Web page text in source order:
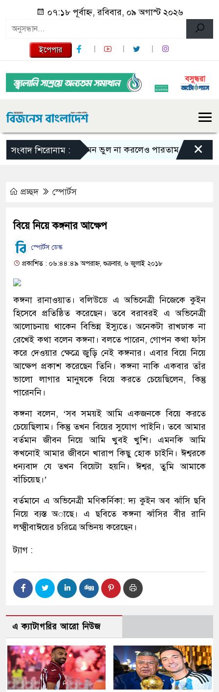
০৭:১৮ পূর্বাহ্ন, রবিবার, ০৯ অগাস্ট ২০২৬
ইপেপার
সংবাদ শিরোনাম :এমন ভুল না করলেও পারতাম : শাকিব খান
×
প্রচ্ছদ স্পোর্টস
বিয়ে নিয়ে কঙ্গনার আক্ষেপ
স্পোর্টস ডেস্ক
প্রকাশিত : ০৬:৪৪:৪৯ অপরাহ্ন, শুক্রবার, ৬ জুলাই ২০১৮
কঙ্গনা রানাওয়াত। বলিউডে এ অভিনেত্রী নিজেকে কুইন
হিসেবে প্রতিষ্ঠিত করেছেন। তবে বরাবরই এ অভিনেত্রী
আলোচনায় থাকেন বিভিন্ন ইস্যুতে। অনেকটা রাখঢাক না
রেখেই কথা বলেন কঙ্গনা। বলতে পারেন, গোপন কথা ফাঁস
করে দেওয়ার ক্ষেত্রে জুড়ি নেই কঙ্গনার। এবার বিয়ে নিয়ে
আক্ষেপ প্রকাশ করেছেন তিনি। কঙ্গনা নাকি একবার তাঁর
ভালো লাগার মানুষকে বিয়ে করতে চেয়েছিলেন, কিন্তু
পারেননি।
কঙ্গনা বলেন, ‘সব সময়ই আমি একজনকে বিয়ে করতে
চেয়েছিলাম। কিন্তু তখন বিয়ের সুযোগ পাইনি। তবে আমার
বর্তমান জীবন নিয়ে আমি খুবই খুশি। এমনকি আমি
কখনোই আমার জীবনে খারাপ কিছু হোক চাইনি। ঈশ্বরকে
ধন্যবাদ যে তখন বিয়েটা হয়নি। ঈশ্বর, তুমি আমাকে
বাঁচিয়েছ।’
বর্তমানে এ অভিনেত্রী মণিকর্নিকা: দ্য কুইন অব ঝাঁসি ছবি
নিয়ে ব্যস্ত অাছে। এ ছবিতে কঙ্গনা ঝাঁসির বীর রানি
লক্ষ্মীবাঈয়ের চরিত্রে অভিনয় করেছেন।
ট্যাগ :
এ ক্যাটাগরির আরো নিউজ